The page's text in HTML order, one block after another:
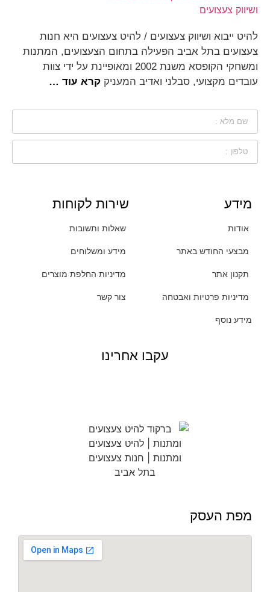
להיט ייבוא ושיווק צעצועים / להיט צעצועים היא חנות
צעצועים בתל אביב הפעילה בתחום הצעצועים, המתנות
ומשחקי הקופסא משנת 2002 ומאופיינת על ידי צוות
עובדים מקצועי, סבלני ואדיב המעניק קרא עוד …
מידע
אודות
מבצעי החודש באתר
תקנון אתר
מדיניות פרטיות ואבטחה
מידע נוסף
שירות לקוחות
שאלות ותשובות
מידע ומשלוחים
מדיניות החלפת מוצרים
צור קשר
עקבו אחרינו
מפת העסק